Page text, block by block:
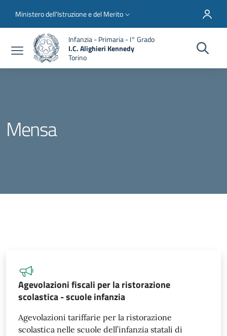
Slim top
Ministero dell'Istruzione e del Merito
Infanzia - Primaria - I° Grado
I.C. Alighieri Kennedy
Torino
Mensa
Agevolazioni fiscali per la ristorazione
scolastica - scuole infanzia
Agevolazioni tariffarie per la ristorazione
scolastica nelle scuole dell’infanzia statali di